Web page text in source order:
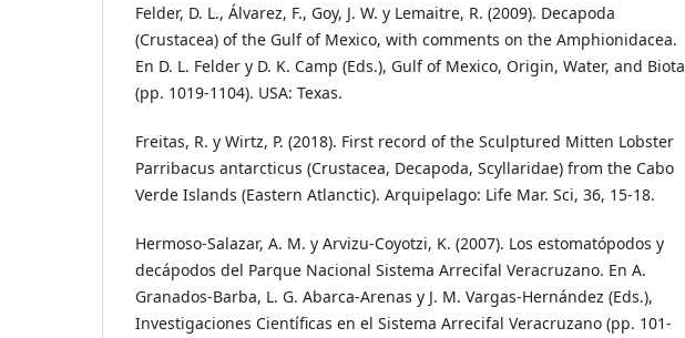
Felder, D. L., Álvarez, F., Goy, J. W. y Lemaitre, R. (2009). Decapoda
(Crustacea) of the Gulf of Mexico, with comments on the Amphionidacea.
En D. L. Felder y D. K. Camp (Eds.), Gulf of Mexico, Origin, Water, and Biota
(pp. 1019-1104). USA: Texas.
Freitas, R. y Wirtz, P. (2018). First record of the Sculptured Mitten Lobster
Parribacus antarcticus (Crustacea, Decapoda, Scyllaridae) from the Cabo
Verde Islands (Eastern Atlanctic). Arquipelago: Life Mar. Sci, 36, 15-18.
Hermoso-Salazar, A. M. y Arvizu-Coyotzi, K. (2007). Los estomatópodos y
decápodos del Parque Nacional Sistema Arrecifal Veracruzano. En A.
Granados-Barba, L. G. Abarca-Arenas y J. M. Vargas-Hernández (Eds.),
Investigaciones Científicas en el Sistema Arrecifal Veracruzano (pp. 101-